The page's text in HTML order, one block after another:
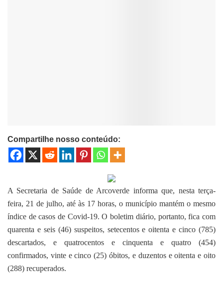
Compartilhe nosso conteúdo:
A Secretaria de Saúde de Arcoverde informa que, nesta terça-
feira, 21 de julho, até às 17 horas, o município mantém o mesmo
índice de casos de Covid-19. O boletim diário, portanto, fica com
quarenta e seis (46) suspeitos, setecentos e oitenta e cinco (785)
descartados, e quatrocentos e cinquenta e quatro (454)
confirmados, vinte e cinco (25) óbitos, e duzentos e oitenta e oito
(288) recuperados.